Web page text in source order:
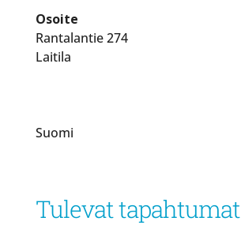
Osoite
Rantalantie 274
Laitila
Suomi
Tulevat tapahtumat